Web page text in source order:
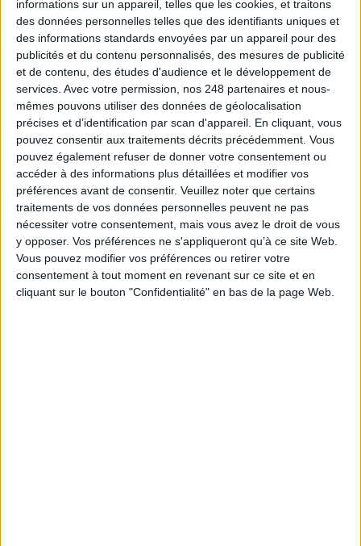
informations sur un appareil, telles que les cookies, et traitons
des données personnelles telles que des identifiants uniques et
des informations standards envoyées par un appareil pour des
publicités et du contenu personnalisés, des mesures de publicité
et de contenu, des études d'audience et le développement de
services. Avec votre permission, nos 248 partenaires et nous-
mêmes pouvons utiliser des données de géolocalisation
précises et d’identification par scan d'appareil. En cliquant, vous
pouvez consentir aux traitements décrits précédemment. Vous
pouvez également refuser de donner votre consentement ou
accéder à des informations plus détaillées et modifier vos
préférences avant de consentir. Veuillez noter que certains
traitements de vos données personnelles peuvent ne pas
nécessiter votre consentement, mais vous avez le droit de vous
y opposer. Vos préférences ne s'appliqueront qu’à ce site Web.
Vous pouvez modifier vos préférences ou retirer votre
consentement à tout moment en revenant sur ce site et en
cliquant sur le bouton "Confidentialité" en bas de la page Web.
Cnil
Connectez-vousou inscrivez-vous pour publier un commentaire
À LIRE SUR ARCHIMAG
Le signalement de contenus générés par l'IA
devient obligatoire à partir du 2 août
Clara Chappaz pressentie pour rejoindre
Emmanuel Macron à l'Elysée